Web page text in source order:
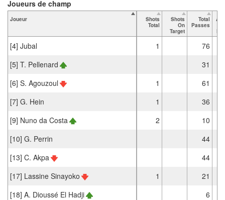
Joueur
Shots
Total
Shots
On
Target
Total
Passes
[4] Jubal 1
76
[5] T. Pellenard
31
[6] S. Agouzoul
1
61
[7] G. Hein
1
36
[9] Nuno da Costa
2
10
[10] G. Perrin
44
[13] C. Akpa
44
[17] Lassine Sinayoko
1
21
[18] A. Dioussé El Hadji
6
Joueurs de champ